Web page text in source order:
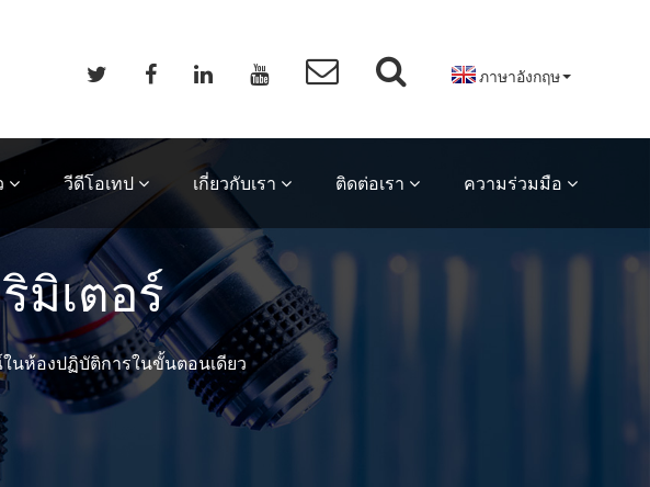
ภาษาอังกฤษ
วีดีโอเทป เกี่ยวกับเรา ติดต่อเรา ความร่วมมือ
มิเตอร์
นห้องปฏิบัติการในขั้นตอนเดียว